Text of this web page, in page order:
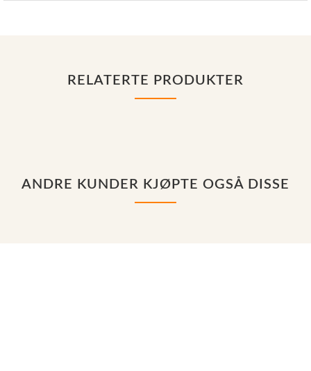
RELATERTE PRODUKTER
ANDRE KUNDER KJØPTE OGSÅ DISSE